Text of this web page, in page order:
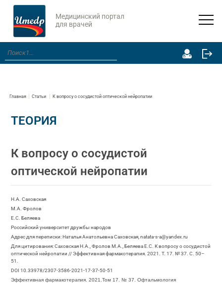
Медицинский портал
для врачей
Главная Статьи К вопросу о сосудистой оптической нейропатии
ТЕОРИЯ
К вопросу о сосудистой
оптической нейропатии
Н.А. Саховская
М.А. Фролов
Е.С. Беляева
Российский университет дружбы народов
Адрес для переписки: Наталья Анатольевна Саховская, natata-s-a@yandex.ru
Для цитирования: Саховская Н.А., Фролов М.А., Беляева Е.С. К вопросу о сосудистой
оптической нейропатии // Эффективная фармакотерапия. 2021. Т. 17. № 37. С. 50–
51.
DOI 10.33978/2307-3586-2021-17-37-50-51
Эффективная фармакотерапия. 2021.Том 17. № 37. Офтальмология